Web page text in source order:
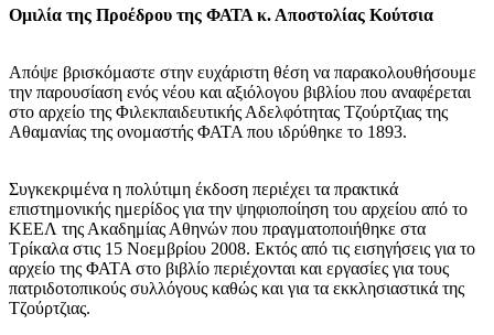
Ομιλία της Προέδρου της ΦΑΤΑ κ. Αποστολίας Κούτσια
Απόψε βρισκόμαστε στην ευχάριστη θέση να παρακολουθήσουμε
την παρουσίαση ενός νέου και αξιόλογου βιβλίου που αναφέρεται
στο αρχείο της Φιλεκπαιδευτικής Αδελφότητας Τζούρτζιας της
Αθαμανίας της ονομαστής ΦΑΤΑ που ιδρύθηκε το 1893.
Συγκεκριμένα η πολύτιμη έκδοση περιέχει τα πρακτικά
επιστημονικής ημερίδος για την ψηφιοποίηση του αρχείου από το
ΚΕΕΛ της Ακαδημίας Αθηνών που πραγματοποιήθηκε στα
Τρίκαλα στις 15 Νοεμβρίου 2008. Εκτός από τις εισηγήσεις για το
αρχείο της ΦΑΤΑ στο βιβλίο περιέχονται και εργασίες για τους
πατριδοτοπικούς συλλόγους καθώς και για τα εκκλησιαστικά της
Τζούρτζιας.